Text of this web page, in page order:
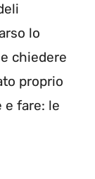
lo
chiedere
proprio
e fare: le